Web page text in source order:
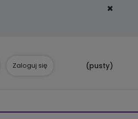
(pusty)
Zaloguj się